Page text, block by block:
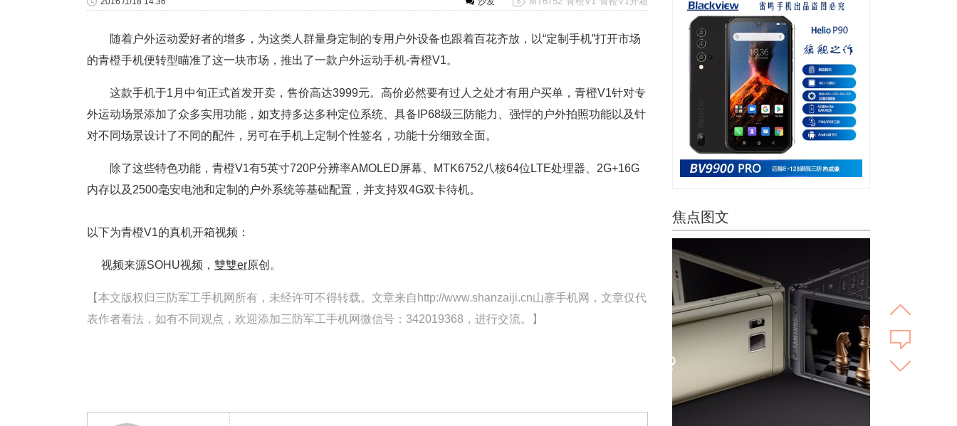
随着户外运动爱好者的增多，为这类人群量身定制的专用户外设备也跟着百花齐放，以“定制手机”打开市场
的青橙手机便转型瞄准了这一块市场，推出了一款户外运动手机-青橙V1。
这款手机于1月中旬正式首发开卖，售价高达3999元。高价必然要有过人之处才有用户买单，青橙V1针对专
外运动场景添加了众多实用功能，如支持多达多种定位系统、具备IP68级三防能力、强悍的户外拍照功能以及针
对不同场景设计了不同的配件，另可在手机上定制个性签名，功能十分细致全面。
除了这些特色功能，青橙V1有5英寸720P分辨率AMOLED屏幕、MTK6752八核64位LTE处理器、2G+16G
内存以及2500毫安电池和定制的户外系统等基础配置，并支持双4G双卡待机。
以下为青橙V1的真机开箱视频：
视频来源SOHU视频， 雙雙er原创。
【本文版权归三防军工手机网所有，未经许可不得转载。文章来自http://www.shanzaiji.cn山寨手机网，文章仅代
表作者看法，如有不同观点，欢迎添加三防军工手机网微信号：342019368，进行交流。】
焦点图文